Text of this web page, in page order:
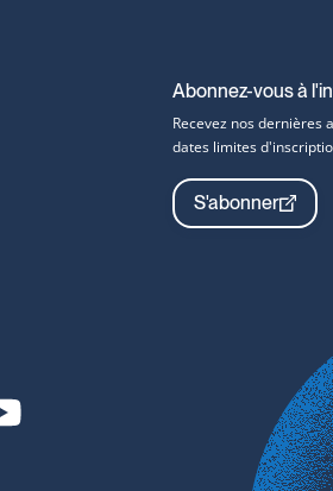
YouTube-
Abonnez-vous à
Recevez nos
dates limites
S'abonner